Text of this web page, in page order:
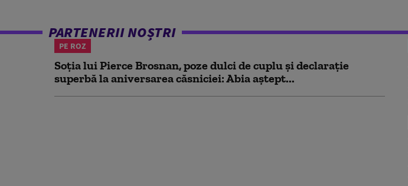
PARTENERII NOȘTRI
PE ROZ
Soția lui Pierce Brosnan, poze dulci de cuplu și declarație
superbă la aniversarea căsniciei: Abia aștept...